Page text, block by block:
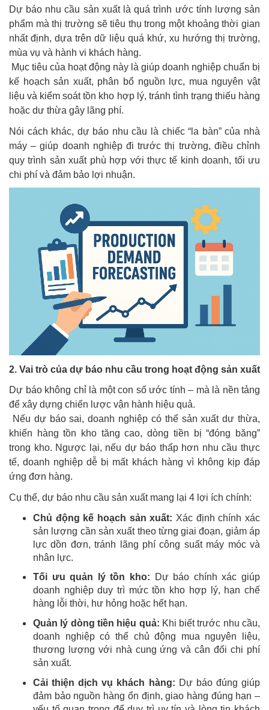
Dự báo nhu cầu sản xuất là quá trình ước tính lượng sản
phẩm mà thị trường sẽ tiêu thụ trong một khoảng thời gian
nhất định, dựa trên dữ liệu quá khứ, xu hướng thị trường,
mùa vụ và hành vi khách hàng.
Mục tiêu của hoạt động này là giúp doanh nghiệp chuẩn bị
kế hoạch sản xuất, phân bổ nguồn lực, mua nguyên vật
liệu và kiểm soát tồn kho hợp lý, tránh tình trạng thiếu hàng
hoặc dư thừa gây lãng phí.
Nói cách khác, dự báo nhu cầu là chiếc “la bàn” của nhà
máy – giúp doanh nghiệp đi trước thị trường, điều chỉnh
quy trình sản xuất phù hợp với thực tế kinh doanh, tối ưu
chi phí và đảm bảo lợi nhuận.
2. Vai trò của dự báo nhu cầu trong hoạt động sản xuất
Dự báo không chỉ là một con số ước tính – mà là nền tảng
để xây dựng chiến lược vận hành hiệu quả.
Nếu dự báo sai, doanh nghiệp có thể sản xuất dư thừa,
khiến hàng tồn kho tăng cao, dòng tiền bị “đóng băng”
trong kho. Ngược lại, nếu dự báo thấp hơn nhu cầu thực
tế, doanh nghiệp dễ bị mất khách hàng vì không kịp đáp
ứng đơn hàng.
Cụ thể, dự báo nhu cầu sản xuất mang lại 4 lợi ích chính:
Chủ động kế hoạch sản xuất: Xác định chính xác
sản lượng cần sản xuất theo từng giai đoạn, giảm áp
lực dồn đơn, tránh lãng phí công suất máy móc và
nhân lực.
Tối ưu quản lý tồn kho: Dự báo chính xác giúp
doanh nghiệp duy trì mức tồn kho hợp lý, hạn chế
hàng lỗi thời, hư hỏng hoặc hết hạn.
Quản lý dòng tiền hiệu quả: Khi biết trước nhu cầu,
doanh nghiệp có thể chủ động mua nguyên liệu,
thương lượng với nhà cung ứng và cân đối chi phí
sản xuất.
Cải thiện dịch vụ khách hàng: Dự báo đúng giúp
đảm bảo nguồn hàng ổn định, giao hàng đúng hạn –